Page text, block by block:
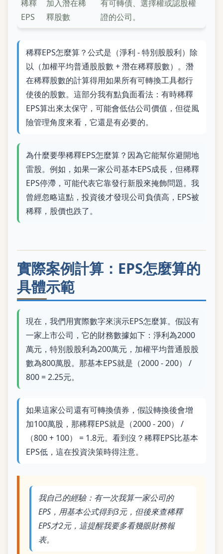
稀釋
EPS
加入潛在稀
釋股數
有可轉債、選擇權或認股權
證的公司。
稀釋EPS怎麼算？公式是（淨利 - 特別股股利）除
以（加權平均普通股股數 + 潛在稀釋股數）。潛
在稀釋股數的計算得用如果所有可轉換工具都行
使後的股數。這部分我有點負面看法：有時稀釋
EPS算出來太保守，可能會低估公司價值，但從風
險管理角度來看，它還是有必要的。
為什麼要學稀釋EPS怎麼算？因為它能幫你避開地
雷股。例如，如果一家公司基本EPS成長，但稀釋
EPS停滯，可能代表它靠發行新股來掩飾問題。我
曾經忽略這點，投資後才發現公司負債高，EPS被
稀釋，股價也跌了。
實際案例計算：EPS怎麼算的
具體示範
現在，我們用實際數字來演示EPS怎麼算。假設有
一家上市公司，它的財務數據如下：淨利為2000
萬元，特別股股利為200萬元，加權平均普通股股
數為800萬股。那基本EPS就是（2000 - 200） /
800 = 2.25元。
如果這家公司還有可轉換債券，假設轉換後會增
加100萬股，那稀釋EPS就是（2000 - 200） /
（800 + 100） = 1.8元。看到沒？稀釋EPS比基本
EPS低，這在投資決策時得注意。
我自己的經驗：有一次我算一家公司的
EPS，用基本公式得到3元，但後來查稀釋
EPS才2元，這提醒我要多看幾眼財務報
表。